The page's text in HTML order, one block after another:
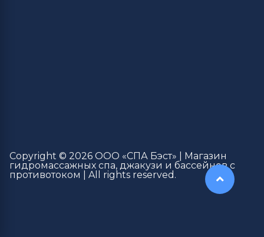
Copyright © 2026 ООО «СПА Бэст» | Магазин
гидромассажных спа, джакузи и бассейнов с
противотоком | All rights reserved.